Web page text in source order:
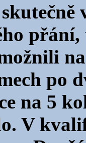
po
na 5
V